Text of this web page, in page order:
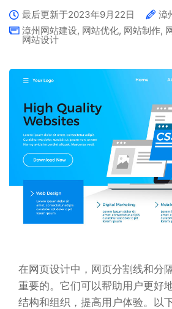
最后更新于2023年9月22日
漳
漳州网站建设, 网站优化, 网站制作,
网站设计
在网页设计中，网页分割线和分
重要的。它们可以帮助用户更好
结构和组织，提高用户体验。以